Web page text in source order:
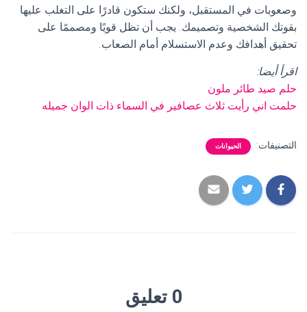
وصعوبات في المستقبل، ولكنك ستكون قادرًا على التغلب عليها
بقوتك الشخصية وتصميمك. يجب أن تظل قويًا ومصممًا على
تحقيق أهدافك وعدم الاستسلام أمام الصعاب.
اقرأ أيضا:
حلم صيد طائر ملون
حلمت اني رأيت ثلاث عصافير في السماء ذات الوان جميله
التصنيفات: الحيوانات
0 تعليق